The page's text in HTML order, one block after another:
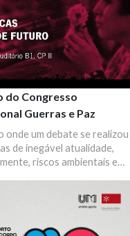
trouxe uma seleção de
que captou desde 2009 em
da UMinho.
do Congresso
Guerras e Paz
onde um debate se realizou
de inegável atualidade,
riscos ambientais e
e guerras culturais,
perspetivas sobre a
global. Convocaram-se
áreas do saber e do fazer,